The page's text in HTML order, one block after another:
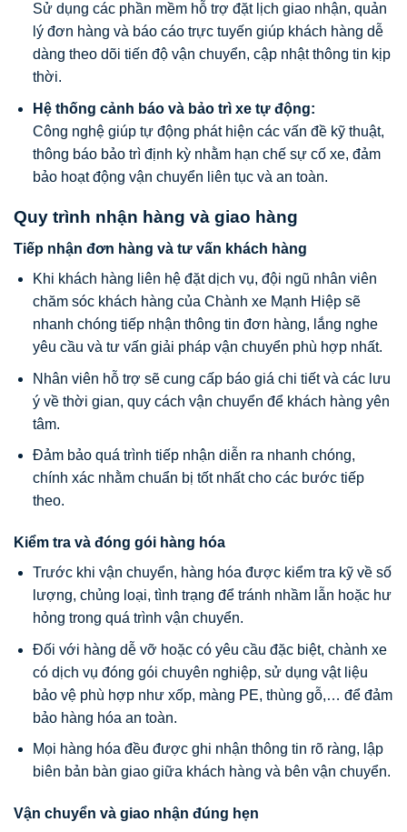
Sử dụng các phần mềm hỗ trợ đặt lịch giao nhận, quản
lý đơn hàng và báo cáo trực tuyến giúp khách hàng dễ
dàng theo dõi tiến độ vận chuyển, cập nhật thông tin kịp
thời.
Hệ thống cảnh báo và bảo trì xe tự động:
Công nghệ giúp tự động phát hiện các vấn đề kỹ thuật,
thông báo bảo trì định kỳ nhằm hạn chế sự cố xe, đảm
bảo hoạt động vận chuyển liên tục và an toàn.
Quy trình nhận hàng và giao hàng
Tiếp nhận đơn hàng và tư vấn khách hàng
Khi khách hàng liên hệ đặt dịch vụ, đội ngũ nhân viên
chăm sóc khách hàng của Chành xe Mạnh Hiệp sẽ
nhanh chóng tiếp nhận thông tin đơn hàng, lắng nghe
yêu cầu và tư vấn giải pháp vận chuyển phù hợp nhất.
Nhân viên hỗ trợ sẽ cung cấp báo giá chi tiết và các lưu
ý về thời gian, quy cách vận chuyển để khách hàng yên
tâm.
Đảm bảo quá trình tiếp nhận diễn ra nhanh chóng,
chính xác nhằm chuẩn bị tốt nhất cho các bước tiếp
theo.
Kiểm tra và đóng gói hàng hóa
Trước khi vận chuyển, hàng hóa được kiểm tra kỹ về số
lượng, chủng loại, tình trạng để tránh nhầm lẫn hoặc hư
hỏng trong quá trình vận chuyển.
Đối với hàng dễ vỡ hoặc có yêu cầu đặc biệt, chành xe
có dịch vụ đóng gói chuyên nghiệp, sử dụng vật liệu
bảo vệ phù hợp như xốp, màng PE, thùng gỗ,… để đảm
bảo hàng hóa an toàn.
Mọi hàng hóa đều được ghi nhận thông tin rõ ràng, lập
biên bản bàn giao giữa khách hàng và bên vận chuyển.
Vận chuyển và giao nhận đúng hẹn